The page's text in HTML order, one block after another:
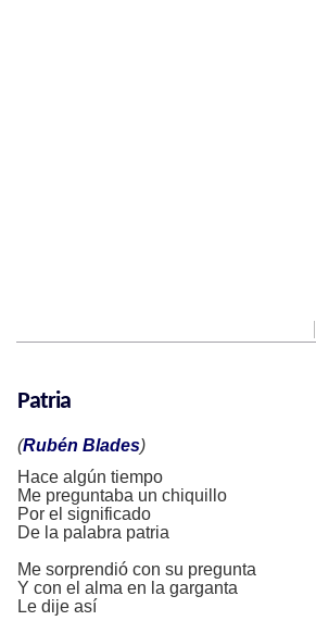
Patria
(Rubén Blades)
Hace algún tiempo
Me preguntaba un chiquillo
Por el significado
De la palabra patria
Me sorprendió con su pregunta
Y con el alma en la garganta
Le dije así